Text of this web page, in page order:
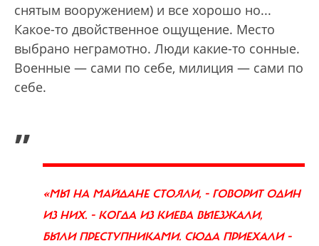
снятым вооружением) и все хорошо но...
Какое-то двойственное ощущение. Место
выбрано неграмотно. Люди какие-то сонные.
Военные — сами по себе, милиция — сами по
себе.
„
«МЫ НА МАЙДАНЕ СТОЯЛИ, - ГОВОРИТ ОДИН
ИЗ НИХ. - КОГДА ИЗ КИЕВА ВЫЕЗЖАЛИ,
БЫЛИ ПРЕСТУПНИКАМИ. СЮДА ПРИЕХАЛИ -